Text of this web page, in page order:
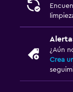
¿Aún
Crea